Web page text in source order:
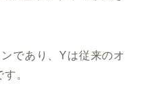
であり、Yは従来のオ
。